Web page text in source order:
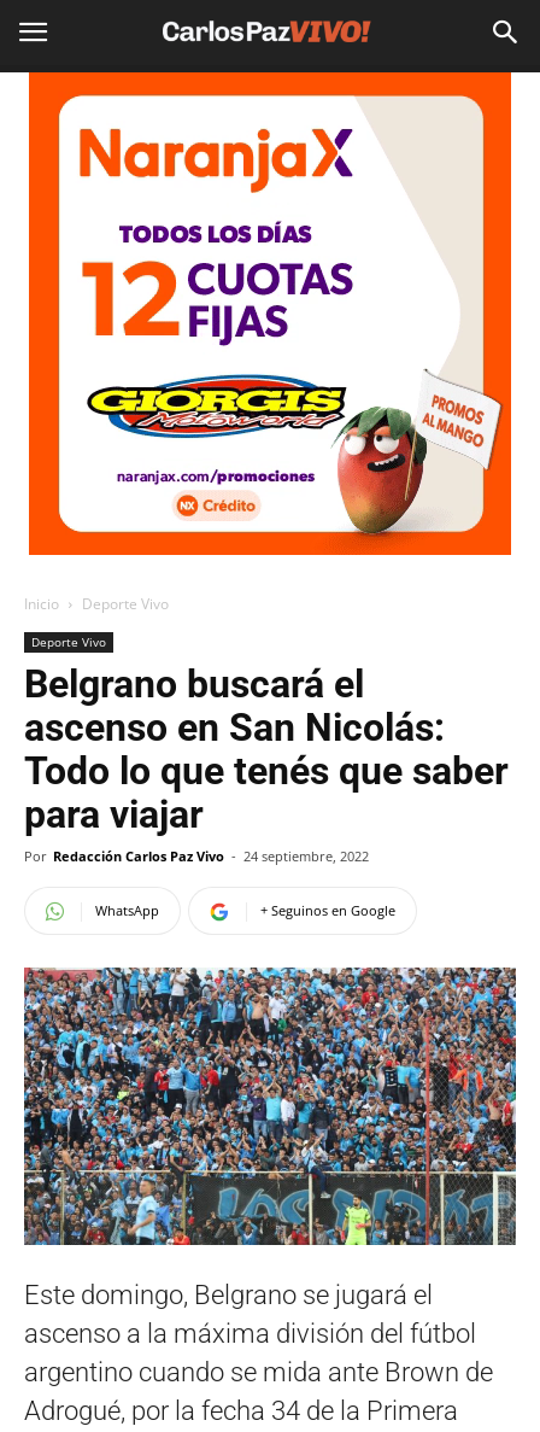
Inicio Deporte Vivo
Deporte Vivo
Belgrano buscará el
ascenso en San Nicolás:
Todo lo que tenés que saber
para viajar
Por Redacción Carlos Paz Vivo - 24 septiembre, 2022
WhatsApp + Seguinos en Google
Este domingo, Belgrano se jugará el
ascenso a la máxima división del fútbol
argentino cuando se mida ante Brown de
Adrogué, por la fecha 34 de la Primera